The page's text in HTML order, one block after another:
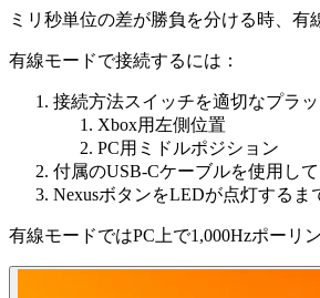
ミリ秒単位の差が勝負を分ける時、有
有線モードで接続するには：
接続方法スイッチを適切なプラ
Xbox用左側位置
PC用ミドルポジション
付属のUSB-Cケーブルを使用し
NexusボタンをLEDが点灯するま
有線モードではPC上で1,000Hzポーリ